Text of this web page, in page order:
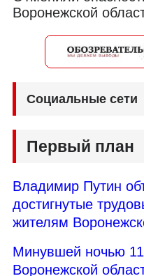
Воронежской
Социальные сети
Первый план
Владимир Путин
достигнутые
жителям
Минувшей ночью
Воронежской